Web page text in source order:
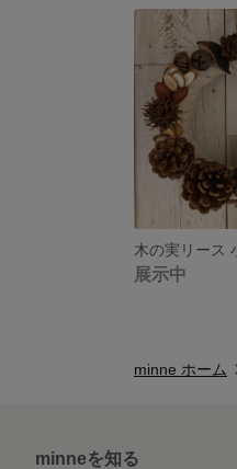
木の実リース
展示中
minne ホーム
minneを知る